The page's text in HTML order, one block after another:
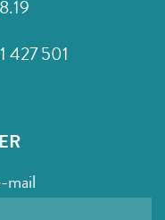
427 501
mail